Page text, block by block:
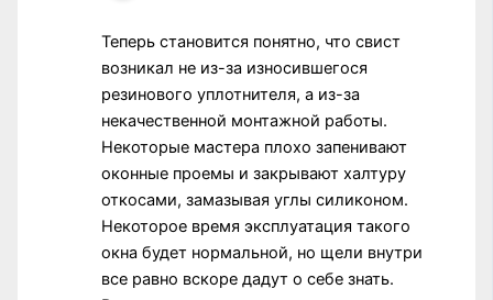
Теперь становится понятно, что свист
возникал не из-за износившегося
резинового уплотнителя, а из-за
некачественной монтажной работы.
Некоторые мастера плохо запенивают
оконные проемы и закрывают халтуру
откосами, замазывая углы силиконом.
Некоторое время эксплуатация такого
окна будет нормальной, но щели внутри
все равно вскоре дадут о себе знать.